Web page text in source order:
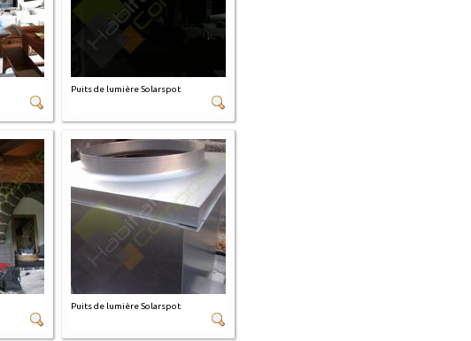
Puits de lumière Solarspot
Puits de lumière Solarspot